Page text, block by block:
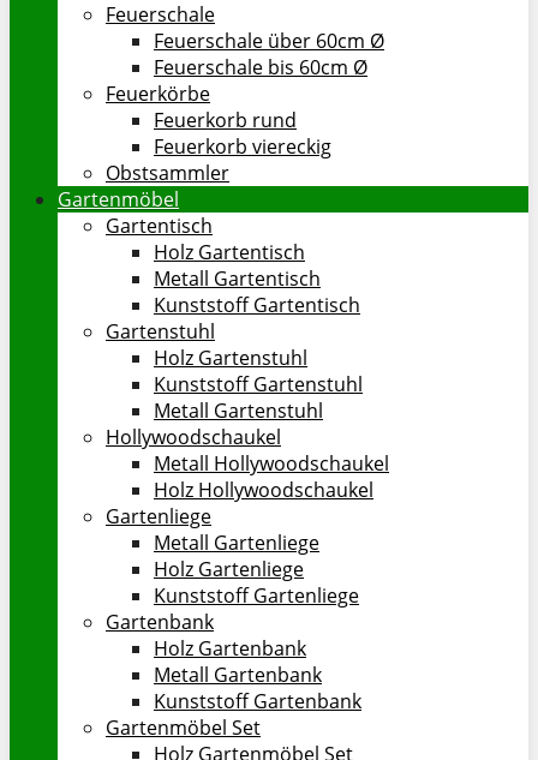
Feuerschale
Feuerschale über 60cm Ø
Feuerschale bis 60cm Ø
Feuerkörbe
Feuerkorb rund
Feuerkorb viereckig
Obstsammler
Gartenmöbel
Gartentisch
Holz Gartentisch
Metall Gartentisch
Kunststoff Gartentisch
Gartenstuhl
Holz Gartenstuhl
Kunststoff Gartenstuhl
Metall Gartenstuhl
Hollywoodschaukel
Metall Hollywoodschaukel
Holz Hollywoodschaukel
Gartenliege
Metall Gartenliege
Holz Gartenliege
Kunststoff Gartenliege
Gartenbank
Holz Gartenbank
Metall Gartenbank
Kunststoff Gartenbank
Gartenmöbel Set
Holz Gartenmöbel Set